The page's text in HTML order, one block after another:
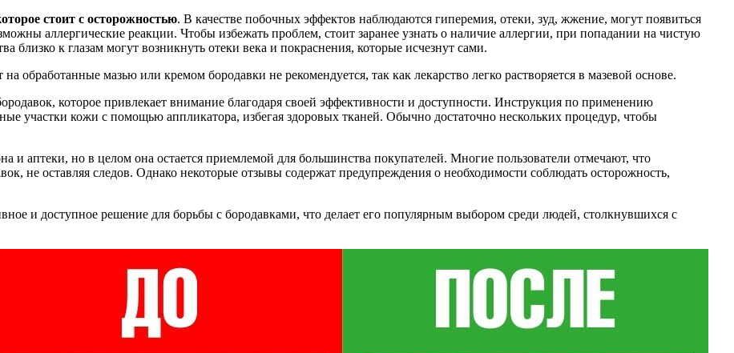
стоит с осторожностью. В качестве побочных эффектов наблюдаются гиперемия, отеки, зуд, жжение, могут появиться
аллергические реакции. Чтобы избежать проблем, стоит заранее узнать о наличие аллергии, при попадании на чистую
близко к глазам могут возникнуть отеки века и покраснения, которые исчезнут сами.
обработанные мазью или кремом бородавки не рекомендуется, так как лекарство легко растворяется в мазевой основе.
которое привлекает внимание благодаря своей эффективности и доступности. Инструкция по применению
участки кожи с помощью аппликатора, избегая здоровых тканей. Обычно достаточно нескольких процедур, чтобы
и аптеки, но в целом она остается приемлемой для большинства покупателей. Многие пользователи отмечают, что
не оставляя следов. Однако некоторые отзывы содержат предупреждения о необходимости соблюдать осторожность,
и доступное решение для борьбы с бородавками, что делает его популярным выбором среди людей, столкнувшихся с